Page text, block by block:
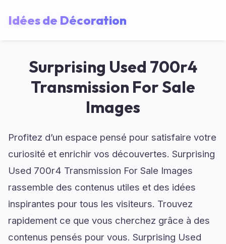
Idées de Décoration
Surprising Used 700r4
Transmission For Sale
Images
Profitez d’un espace pensé pour satisfaire votre
curiosité et enrichir vos découvertes. Surprising
Used 700r4 Transmission For Sale Images
rassemble des contenus utiles et des idées
inspirantes pour tous les visiteurs. Trouvez
rapidement ce que vous cherchez grâce à des
contenus pensés pour vous. Surprising Used